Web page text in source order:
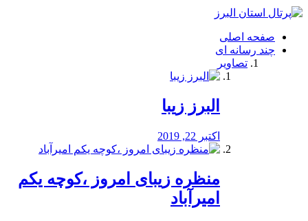
فصد
شرق
تهران
خشکشویی
صفحه اصلی
چند رسانه ای
تصاویر
البرز زیبا
اکتبر 22, 2019
منظره‌‌ زیبای امروز ،کوچه یکم
امیرآباد